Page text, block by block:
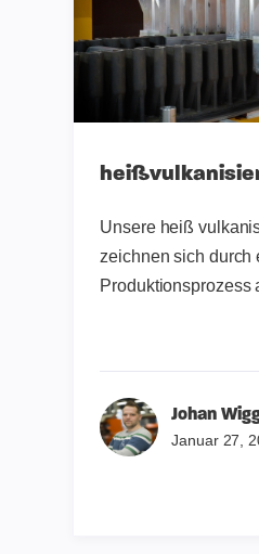
Unsere heiß
zeichnen sich durch
Produktionsprozess
Johan
Januar 27,